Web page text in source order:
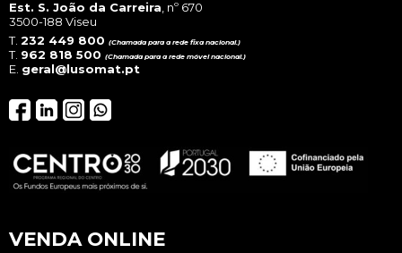
Est. S. João da Carreira , nº 670
3500-188 Viseu
T. 232 449 800 (Chamada para a rede fixa nacional.)
T. 962 818 500 (Chamada para a rede móvel nacional.)
E. geral@lusomat.pt
VENDA ONLINE